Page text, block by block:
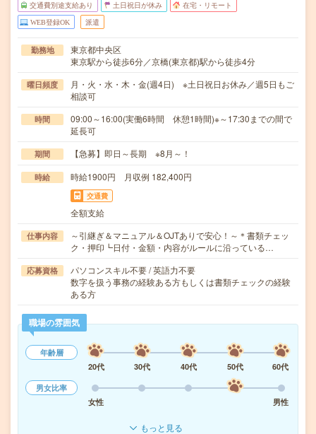
交通費別途支給あり 土日祝日が休み 在宅・リモート
WEB登録OK 派遣
勤務地
東京都中央区
東京駅から徒歩6分／京橋(東京都)駅から徒歩4分
曜日頻度
月・火・水・木・金(週4日) ※土日祝日お休み／週5日もご
相談可
時間
09:00～16:00(実働6時間 休憩1時間)※～17:30までの間で
延長可
期間 【急募】即日～長期 ※8月～！
時給 時給1900円 月収例 182,400円
交通費
全額支給
仕事内容
～引継ぎ＆マニュアル＆OJTありで安心！～＊書類チェッ
ク・押印┗日付・金額・内容がルールに沿っている…
応募資格
パソコンスキル不要 / 英語力不要
数字を扱う事務の経験ある方もしくは書類チェックの経験
ある方
職場の雰囲気
年齢層
20代
30代 40代 50代
60代
男女比率
女性
男性
もっと見る